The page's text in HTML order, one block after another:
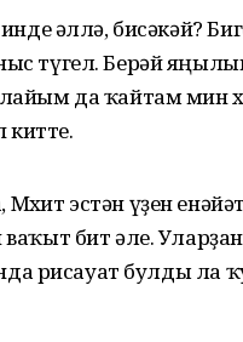
әллә, бисәкәй?
түгел. Берәй
да ҡайтам мин
китте.
эстән үҙен
бит әле.
рисауат булды ла